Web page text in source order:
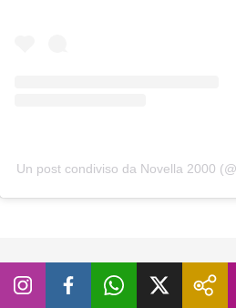
Un post condiviso da Novella 2000